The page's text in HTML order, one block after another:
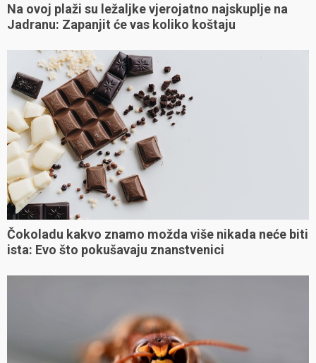
Na ovoj plaži su ležaljke vjerojatno najskuplje na
Jadranu: Zapanjit će vas koliko koštaju
Čokoladu kakvo znamo možda više nikada neće biti
ista: Evo što pokušavaju znanstvenici